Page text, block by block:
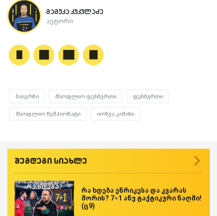
მამუკა კუკულაძე
ავტორი
ბაიერნი მსოფლიო ფეხბურთი ფეხბურთი
მსოფლიო ჩემპიონატი იოზუა კიმიხი
შემდეგი სიახლე
რა ხდება ენრიკესა და კვარას
შორის? 7+1 ანუ ტაქტიკური ნაღმი!
(ც9)